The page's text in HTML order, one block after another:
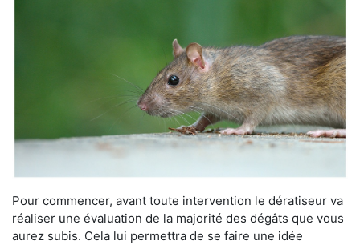
Pour commencer, avant toute intervention le dératiseur va
réaliser une évaluation de la majorité des dégâts que vous
aurez subis. Cela lui permettra de se faire une idée